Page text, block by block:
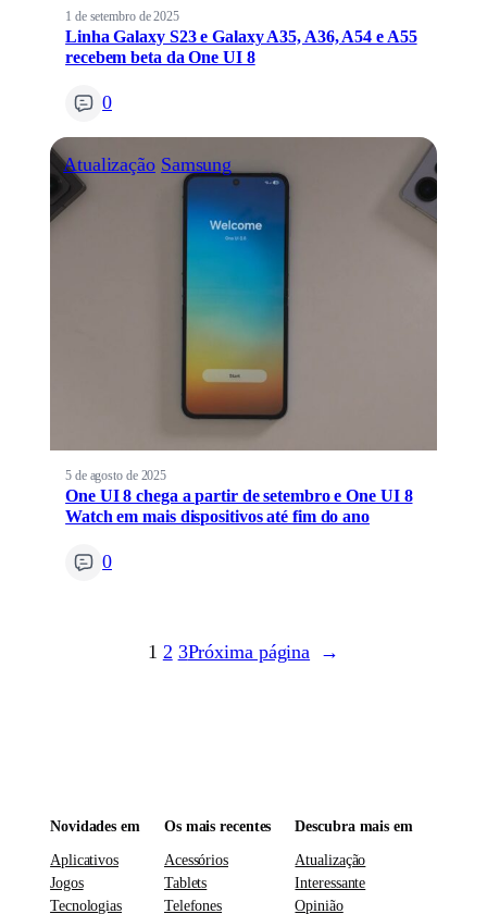
1 de setembro de 2025
Linha Galaxy S23 e Galaxy A35, A36, A54 e A55
recebem beta da One UI 8
0
Atualização Samsung
5 de agosto de 2025
One UI 8 chega a partir de setembro e One UI 8
Watch em mais dispositivos até fim do ano
0
1 2 3Próxima página →
Novidades em
Aplicativos
Jogos
Tecnologias
Os mais recentes
Acessórios
Tablets
Telefones
Descubra mais em
Atualização
Interessante
Opinião